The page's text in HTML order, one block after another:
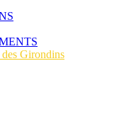
Girondins